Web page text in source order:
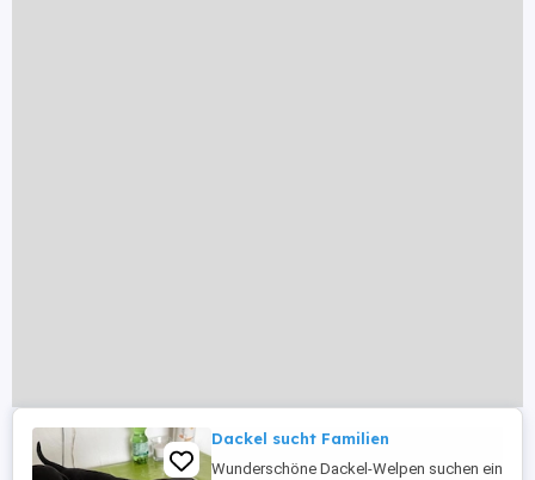
Dackel sucht Familien
Wunderschöne Dackel-Welpen suchen ein